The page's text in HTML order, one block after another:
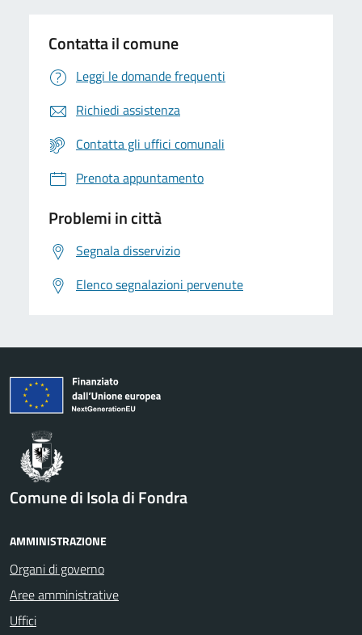
Contatta il comune
Leggi le domande frequenti
Richiedi assistenza
Contatta gli uffici comunali
Prenota appuntamento
Problemi in città
Segnala disservizio
Elenco segnalazioni pervenute
Comune di Isola di Fondra
AMMINISTRAZIONE
Organi di governo
Aree amministrative
Uffici